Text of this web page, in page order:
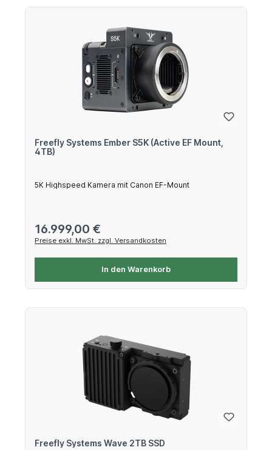
Freefly Systems Ember S5K (Active EF Mount,
4TB)
5K Highspeed Kamera mit Canon EF-Mount
Regulärer Preis:
16.999,00 €
Preise exkl. MwSt. zzgl. Versandkosten
In den Warenkorb
Freefly Systems Wave 2TB SSD